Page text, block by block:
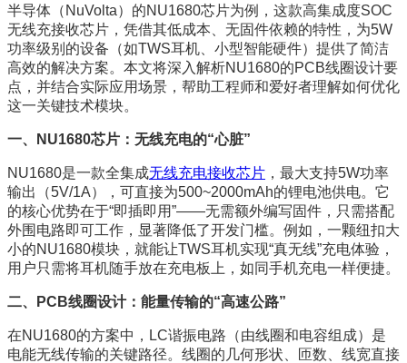
半导体（NuVolta）的NU1680芯片为例，这款高集成度SOC
无线充接收芯片，凭借其低成本、无固件依赖的特性，为5W
功率级别的设备（如TWS耳机、小型智能硬件）提供了简洁
高效的解决方案。本文将深入解析NU1680的PCB线圈设计要
点，并结合实际应用场景，帮助工程师和爱好者理解如何优化
这一关键技术模块。
一、NU1680芯片：无线充电的“心脏”
NU1680是一款全集成无线充电接收芯片 ，最大支持5W功率
输出（5V/1A），可直接为500~2000mAh的锂电池供电。它
的核心优势在于“即插即用”——无需额外编写固件，只需搭配
外围电路即可工作，显著降低了开发门槛。例如，一颗纽扣大
小的NU1680模块，就能让TWS耳机实现“真无线”充电体验，
用户只需将耳机随手放在充电板上，如同手机充电一样便捷。
二、PCB线圈设计：能量传输的“高速公路”
在NU1680的方案中，LC谐振电路（由线圈和电容组成）是
电能无线传输的关键路径。线圈的几何形状、匝数、线宽直接